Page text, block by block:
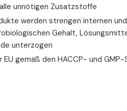
unnötigen Zusatzstoffe
werden strengen internen
Gehalt,
unterzogen
EU gemäß den HACCP- und